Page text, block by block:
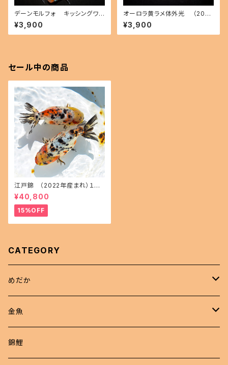
デーンモルフォ キッシングワイ
ドフィン（2026年産まれ） オス2
メス2(現物出品) ikahoff B-0
714-51291-a
¥3,900
オーロラ黄ラメ体外光 （2026
年産まれ） オス2 メス4(現物出
品) ikahoff C-0804-51547-
a
¥3,900
セール中の商品
江戸錦 （2022年産まれ）１５
㎝前後 オス1 メス1(現物出品) i
kahoff AA-1114-32457-a
¥40,800
15%OFF
CATEGORY
めだか
現物商品
成魚
非選別商品
金魚
ピンポンパール
錦鯉